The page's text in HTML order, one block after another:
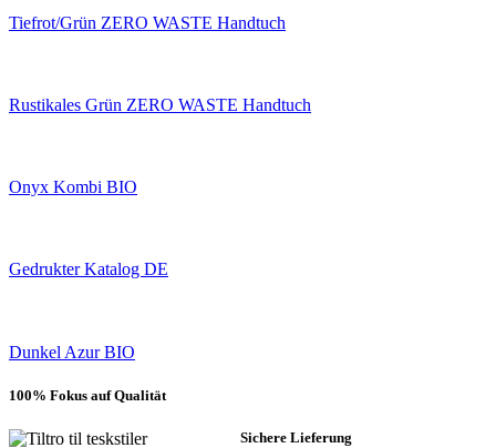
Tiefrot/Grün ZERO WASTE Handtuch
Rustikales Grün ZERO WASTE Handtuch
Onyx Kombi BIO
Gedrukter Katalog DE
Dunkel Azur BIO
100% Fokus auf Qualität
Sichere Lieferung